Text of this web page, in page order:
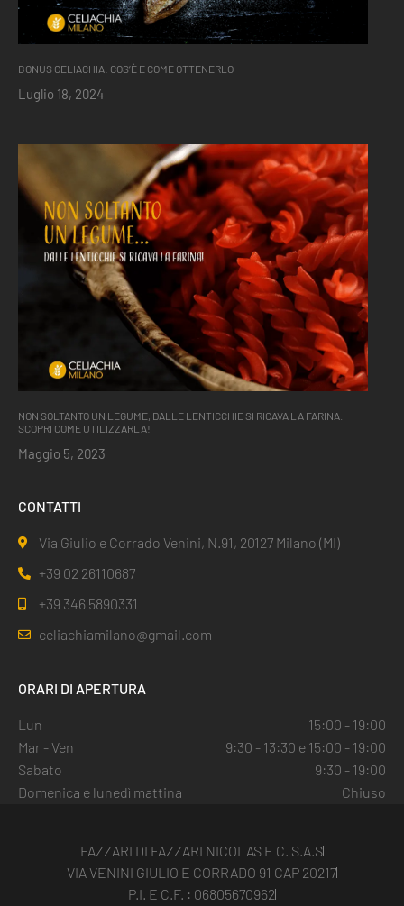
BONUS CELIACHIA: COS’È E COME OTTENERLO
Luglio 18, 2024
NON SOLTANTO UN LEGUME, DALLE LENTICCHIE SI RICAVA LA FARINA.
SCOPRI COME UTILIZZARLA!
Maggio 5, 2023
CONTATTI
Via Giulio e Corrado Venini, N.91, 20127 Milano (MI)
+39 02 26110687
+39 346 5890331
celiachiamilano@gmail.com
ORARI DI APERTURA
Lun
15:00 - 19:00
Mar - Ven
9:30 - 13:30 e 15:00 - 19:00
Sabato
9:30 - 19:00
Domenica e lunedì mattina
Chiuso
FAZZARI DI FAZZARI NICOLAS E C. S.A.S
VIA VENINI GIULIO E CORRADO 91 CAP 20217
P.I. E C.F. : 06805670962